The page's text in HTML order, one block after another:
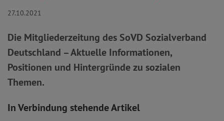
27.10.2021
Die Mitgliederzeitung des SoVD Sozialverband
Deutschland – Aktuelle Informationen,
Positionen und Hintergründe zu sozialen
Themen.
In Verbindung stehende Artikel